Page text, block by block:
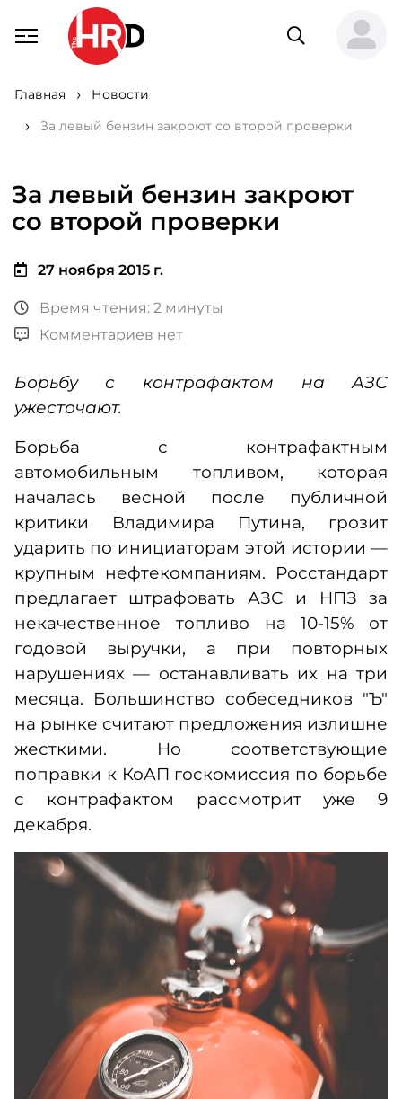
Главная
Новости
За левый бензин закроют со второй проверки
За левый бензин закроют
со второй проверки
27 ноября 2015 г.
Время чтения: 2 минуты
Комментариев нет
Борьбу с контрафактом на АЗС
ужесточают.
Борьба с контрафактным
автомобильным топливом, которая
началась весной после публичной
критики Владимира Путина, грозит
ударить по инициаторам этой истории —
крупным нефтекомпаниям. Росстандарт
предлагает штрафовать АЗС и НПЗ за
некачественное топливо на 10-15% от
годовой выручки, а при повторных
нарушениях — останавливать их на три
месяца. Большинство собеседников "Ъ"
на рынке считают предложения излишне
жесткими. Но соответствующие
поправки к КоАП госкомиссия по борьбе
с контрафактом рассмотрит уже 9
декабря.